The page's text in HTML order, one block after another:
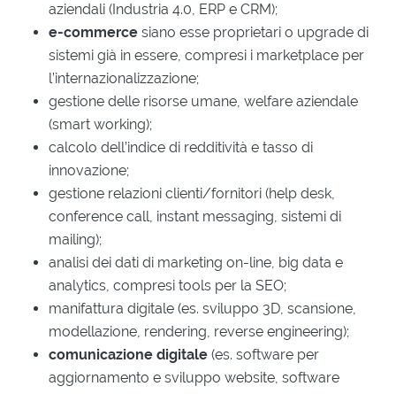
aziendali (Industria 4.0, ERP e CRM);
e-commerce siano esse proprietari o upgrade di
sistemi già in essere, compresi i marketplace per
l’internazionalizzazione;
gestione delle risorse umane, welfare aziendale
(smart working);
calcolo dell’indice di redditività e tasso di
innovazione;
gestione relazioni clienti/fornitori (help desk,
conference call, instant messaging, sistemi di
mailing);
analisi dei dati di marketing on-line, big data e
analytics, compresi tools per la SEO;
manifattura digitale (es. sviluppo 3D, scansione,
modellazione, rendering, reverse engineering);
comunicazione digitale (es. software per
aggiornamento e sviluppo website, software